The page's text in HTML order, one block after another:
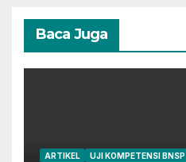
Baca Juga
ARTIKEL UJI KOMPETENSI BNSP